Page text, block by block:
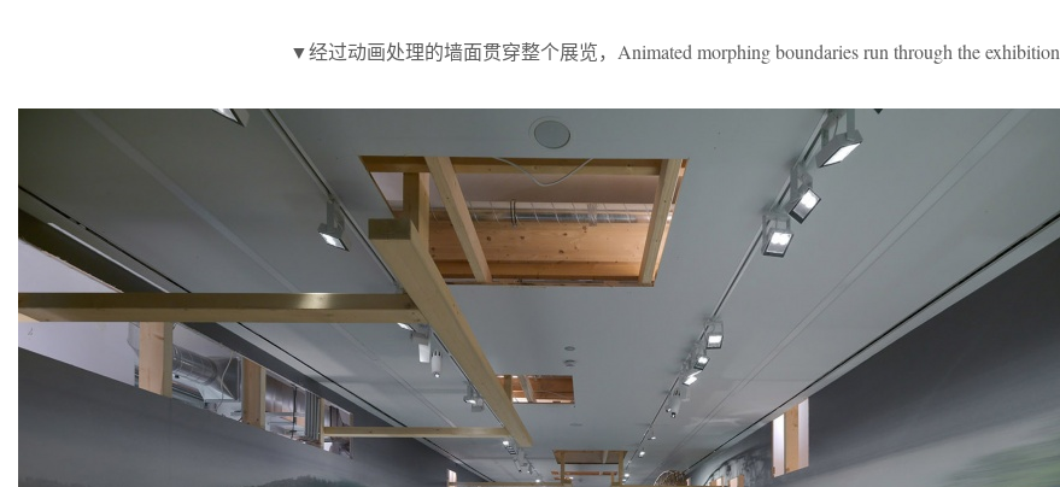
▼经过动画处理的墙面贯穿整个展览，Animated morphing boundaries run through the exhibition